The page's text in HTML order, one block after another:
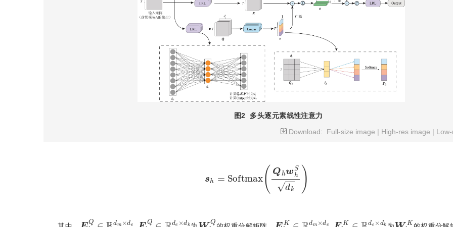
图2
多头逐元素线性注意力
Download:
Full-size image | High-res image |
Qh w d k
EhQ ∈Rd m× de,F Q∈ Rd e ×dk
WhQ EhK ∈Rd m× de,F K∈ Rde×dk
WhK